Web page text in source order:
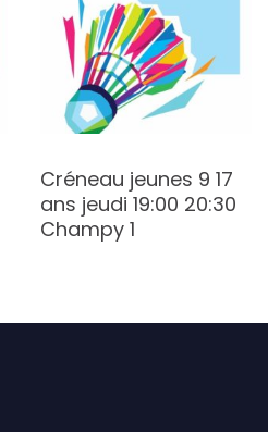
Créneau jeunes 9 17
ans jeudi 19:00 20:30
Champy 1